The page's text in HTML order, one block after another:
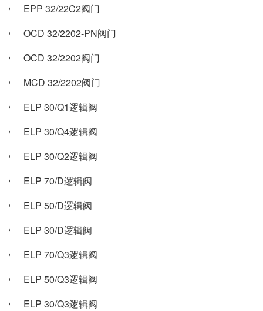
EPP 32/22C2阀门
OCD 32/2202-PN阀门
OCD 32/2202阀门
MCD 32/2202阀门
ELP 30/Q1逻辑阀
ELP 30/Q4逻辑阀
ELP 30/Q2逻辑阀
ELP 70/D逻辑阀
ELP 50/D逻辑阀
ELP 30/D逻辑阀
ELP 70/Q3逻辑阀
ELP 50/Q3逻辑阀
ELP 30/Q3逻辑阀